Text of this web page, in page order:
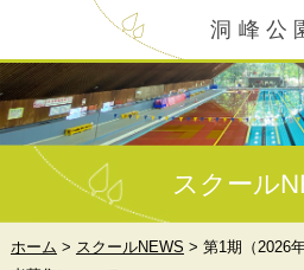
洞峰公
スクール
ホーム > スクールNEWS > 第1期（2026